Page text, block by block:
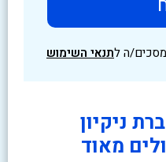
ה לתנאי השימוש
ניקיון
מאוד